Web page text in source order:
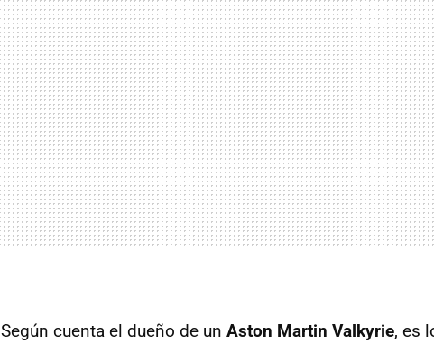
Según cuenta el dueño de un Aston Martin Valkyrie, es